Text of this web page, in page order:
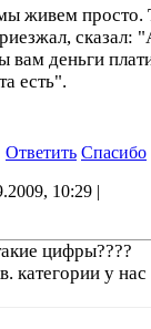
живем просто.
сказал:
вам деньги
есть".
Ответить Спасибо
10:29 |
цифры????
категории у нас